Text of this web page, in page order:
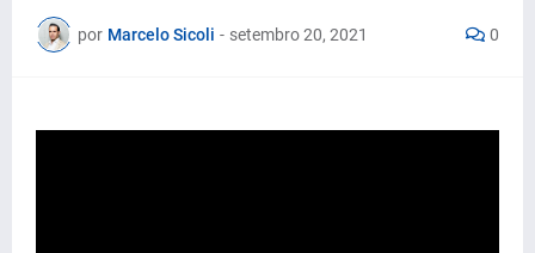
por Marcelo Sicoli - setembro 20, 2021 0